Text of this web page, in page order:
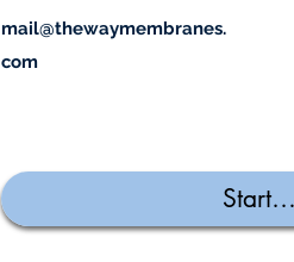
mail@thewaymembranes.
com